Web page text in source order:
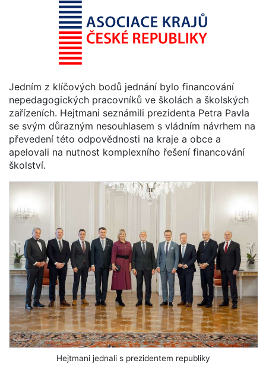
Jedním z klíčových bodů jednání bylo financování
nepedagogických pracovníků ve školách a školských
zařízeních. Hejtmani seznámili prezidenta Petra Pavla
se svým důrazným nesouhlasem s vládním návrhem na
převedení této odpovědnosti na kraje a obce a
apelovali na nutnost komplexního řešení financování
školství.
Hejtmani jednali s prezidentem republiky